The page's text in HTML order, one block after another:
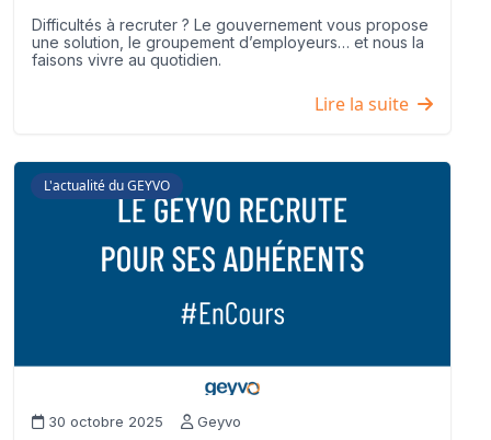
Difficultés à recruter ? Le gouvernement vous propose
une solution, le groupement d’employeurs… et nous la
faisons vivre au quotidien.
Lire la suite
L'actualité du GEYVO
30 octobre 2025 Geyvo